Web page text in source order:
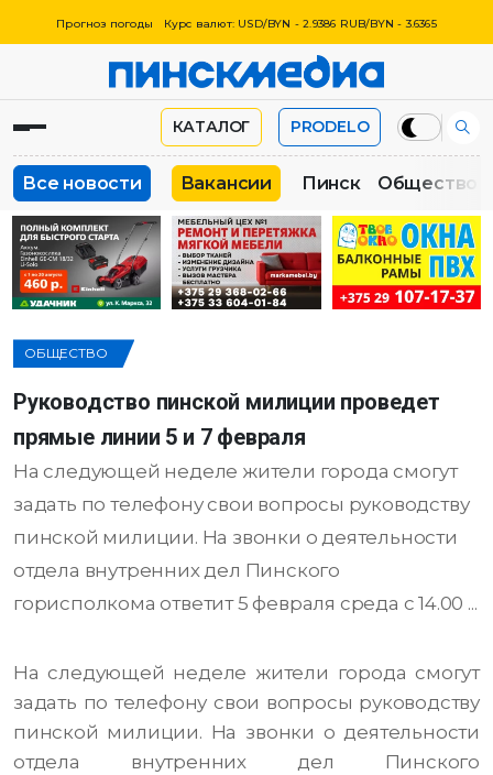
Прогноз погоды Курс валют: USD/BYN - 2.9386 RUB/BYN - 3.6365
КАТАЛОГ PRODELO
Все новости Вакансии Пинск Общество
ОБЩЕСТВО
Руководство пинской милиции проведет
прямые линии 5 и 7 февраля
На следующей неделе жители города смогут
задать по телефону свои вопросы руководству
пинской милиции. На звонки о деятельности
отдела внутренних дел Пинского
горисполкома ответит 5 февраля среда с 14.00 ...
На следующей неделе жители города смогут
задать по телефону свои вопросы руководству
пинской милиции. На звонки о деятельности
отдела внутренних дел Пинского